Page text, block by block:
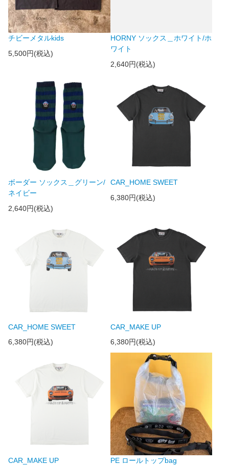
チビーメタルkids
5,500円(税込)
HORNY ソックス＿ホワイト/ホ
ワイト
2,640円(税込)
ボーダー ソックス＿グリーン/
ネイビー
2,640円(税込)
CAR_HOME SWEET
6,380円(税込)
CAR_HOME SWEET
6,380円(税込)
CAR_MAKE UP
6,380円(税込)
CAR_MAKE UP
PE ロールトップbag